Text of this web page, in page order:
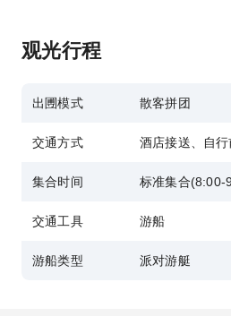
观光行程
出圑模式 散客拼团
交通方式 酒店接送、自行
集合时间 标准集合(8:00-
交通工具 游船
游船类型 派对游艇